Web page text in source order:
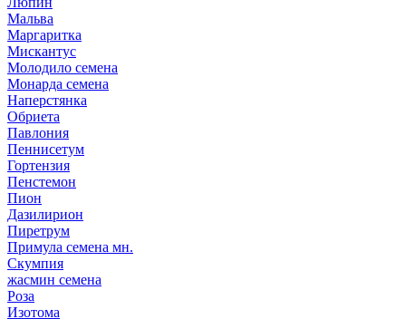
Мальва
Маргаритка
Мискантус
Молодило семена
Монарда семена
Наперстянка
Обриета
Павлония
Пеннисетум
Гортензия
Пенстемон
Пион
Дазилирион
Пиретрум
Примула семена мн.
Скумпия
жасмин семена
Роза
Изотома